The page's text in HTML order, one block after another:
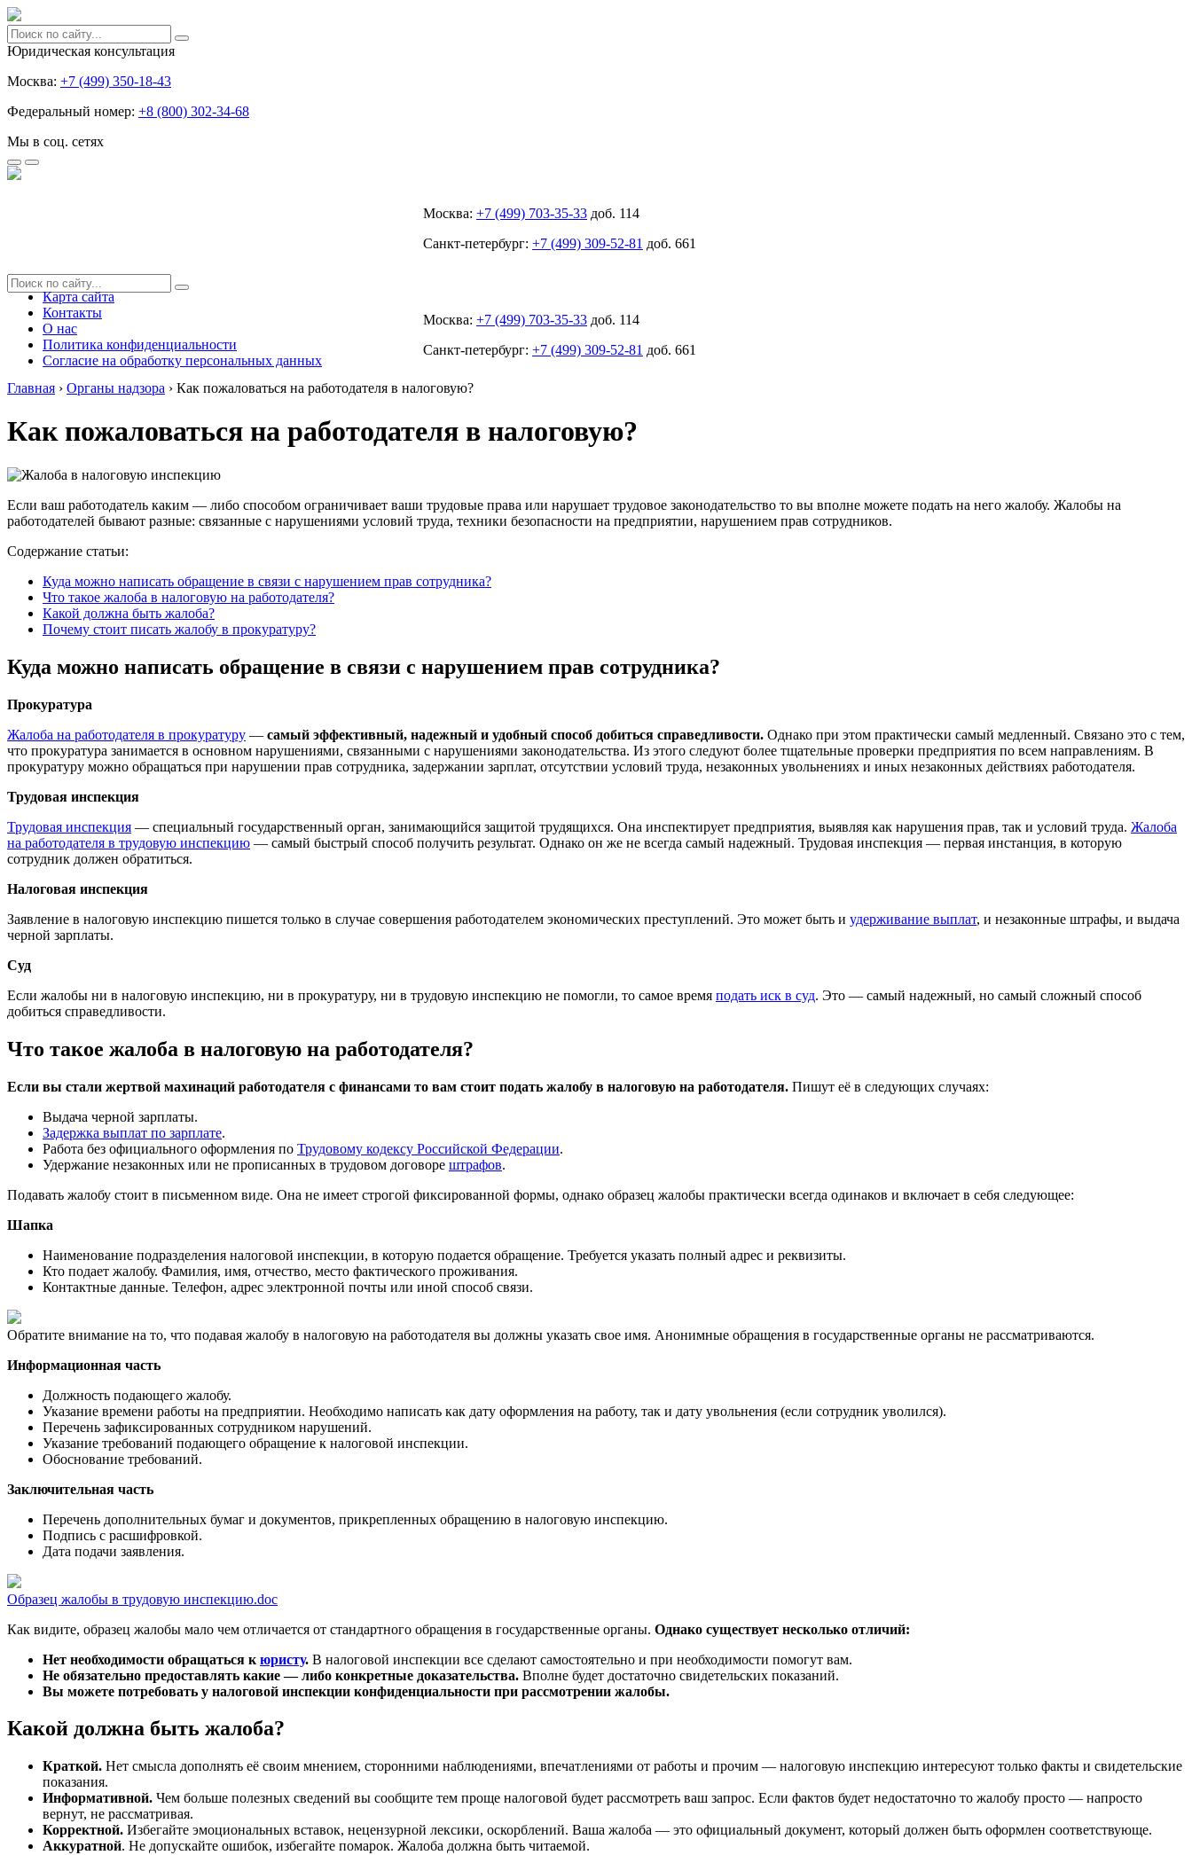
Юридическая консультация
Москва: +7 (499) 350-18-43
Федеральный номер: +8 (800) 302-34-68
Мы в соц. сетях
Москва: +7 (499) 703-35-33 доб. 114
Санкт-петербург: +7 (499) 309-52-81 доб. 661
Карта сайта
Контакты
О нас
Политика конфиденциальности
Согласие на обработку персональных данных
Москва: +7 (499) 703-35-33 доб. 114
Санкт-петербург: +7 (499) 309-52-81 доб. 661
Главная › Органы надзора › Как пожаловаться на работодателя в налоговую?
Как пожаловаться на работодателя в налоговую?
Если ваш работодатель каким — либо способом ограничивает ваши трудовые права или нарушает трудовое законодательство то вы вполне можете подать на него жалобу. Жалобы на
работодателей бывают разные: связанные с нарушениями условий труда, техники безопасности на предприятии, нарушением прав сотрудников.
Содержание статьи:
Куда можно написать обращение в связи с нарушением прав сотрудника?
Что такое жалоба в налоговую на работодателя?
Какой должна быть жалоба?
Почему стоит писать жалобу в прокуратуру?
Куда можно написать обращение в связи с нарушением прав сотрудника?
Прокуратура
Жалоба на работодателя в прокуратуру — самый эффективный, надежный и удобный способ добиться справедливости. Однако при этом практически самый медленный. Связано это с тем,
что прокуратура занимается в основном нарушениями, связанными с нарушениями законодательства. Из этого следуют более тщательные проверки предприятия по всем направлениям. В
прокуратуру можно обращаться при нарушении прав сотрудника, задержании зарплат, отсутствии условий труда, незаконных увольнениях и иных незаконных действиях работодателя.
Трудовая инспекция
Трудовая инспекция — специальный государственный орган, занимающийся защитой трудящихся. Она инспектирует предприятия, выявляя как нарушения прав, так и условий труда. Жалоба
на работодателя в трудовую инспекцию — самый быстрый способ получить результат. Однако он же не всегда самый надежный. Трудовая инспекция — первая инстанция, в которую
сотрудник должен обратиться.
Налоговая инспекция
Заявление в налоговую инспекцию пишется только в случае совершения работодателем экономических преступлений. Это может быть и удерживание выплат, и незаконные штрафы, и выдача
черной зарплаты.
Суд
Если жалобы ни в налоговую инспекцию, ни в прокуратуру, ни в трудовую инспекцию не помогли, то самое время подать иск в суд. Это — самый надежный, но самый сложный способ
добиться справедливости.
Что такое жалоба в налоговую на работодателя?
Если вы стали жертвой махинаций работодателя с финансами то вам стоит подать жалобу в налоговую на работодателя. Пишут её в следующих случаях:
Выдача черной зарплаты.
Задержка выплат по зарплате.
Работа без официального оформления по Трудовому кодексу Российской Федерации.
Удержание незаконных или не прописанных в трудовом договоре штрафов.
Подавать жалобу стоит в письменном виде. Она не имеет строгой фиксированной формы, однако образец жалобы практически всегда одинаков и включает в себя следующее:
Шапка
Наименование подразделения налоговой инспекции, в которую подается обращение. Требуется указать полный адрес и реквизиты.
Кто подает жалобу. Фамилия, имя, отчество, место фактического проживания.
Контактные данные. Телефон, адрес электронной почты или иной способ связи.
Обратите внимание на то, что подавая жалобу в налоговую на работодателя вы должны указать свое имя. Анонимные обращения в государственные органы не рассматриваются.
Информационная часть
Должность подающего жалобу.
Указание времени работы на предприятии. Необходимо написать как дату оформления на работу, так и дату увольнения (если сотрудник уволился).
Перечень зафиксированных сотрудником нарушений.
Указание требований подающего обращение к налоговой инспекции.
Обоснование требований.
Заключительная часть
Перечень дополнительных бумаг и документов, прикрепленных обращению в налоговую инспекцию.
Подпись с расшифровкой.
Дата подачи заявления.
Образец жалобы в трудовую инспекцию.doc
Как видите, образец жалобы мало чем отличается от стандартного обращения в государственные органы. Однако существует несколько отличий:
Нет необходимости обращаться к юристу. В налоговой инспекции все сделают самостоятельно и при необходимости помогут вам.
Не обязательно предоставлять какие — либо конкретные доказательства. Вполне будет достаточно свидетельских показаний.
Вы можете потребовать у налоговой инспекции конфиденциальности при рассмотрении жалобы.
Какой должна быть жалоба?
Краткой. Нет смысла дополнять её своим мнением, сторонними наблюдениями, впечатлениями от работы и прочим — налоговую инспекцию интересуют только факты и свидетельские
показания.
Информативной. Чем больше полезных сведений вы сообщите тем проще налоговой будет рассмотреть ваш запрос. Если фактов будет недостаточно то жалобу просто — напросто
вернут, не рассматривая.
Корректной. Избегайте эмоциональных вставок, нецензурной лексики, оскорблений. Ваша жалоба — это официальный документ, который должен быть оформлен соответствующе.
Аккуратной. Не допускайте ошибок, избегайте помарок. Жалоба должна быть читаемой.